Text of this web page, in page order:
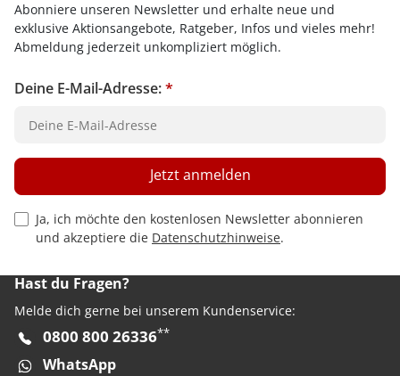
Abonniere unseren Newsletter und erhalte neue und
exklusive Aktionsangebote, Ratgeber, Infos und vieles mehr!
Abmeldung jederzeit unkompliziert möglich.
Deine E-Mail-Adresse:*
Privacy Policy Checkbox
Ja, ich möchte den kostenlosen Newsletter abonnieren
und akzeptiere die Datenschutzhinweise.
Jetzt anmelden
Hast du Fragen?
Melde dich gerne bei unserem Kundenservice:
0800 800 26336**
WhatsApp